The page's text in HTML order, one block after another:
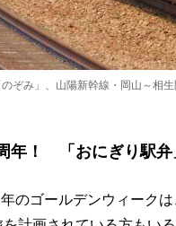
ぞみ」、山陽新幹線・岡山～相生
年！ 「おにぎり駅弁
のゴールデンウィーク